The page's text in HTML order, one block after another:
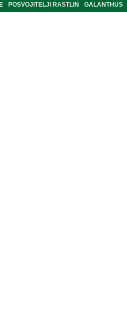
POSVOJITELJI RASTLIN GALANTHUS